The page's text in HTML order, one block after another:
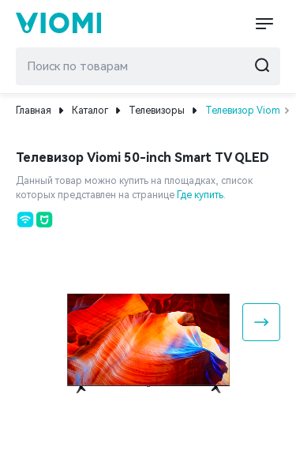
Главная Каталог Телевизоры Телевизор Viomi
Телевизор Viomi 50-inch Smart TV QLED
Данный товар можно купить на площадках, список
которых представлен на странице Где купить.